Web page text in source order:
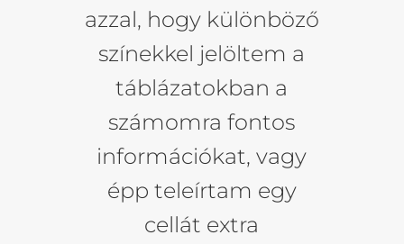
azzal, hogy különböző
színekkel jelöltem a
táblázatokban a
számomra fontos
információkat, vagy
épp teleírtam egy
cellát extra